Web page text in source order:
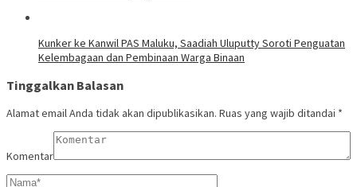
Kunker ke Kanwil PAS Maluku, Saadiah Uluputty Soroti Penguatan
Kelembagaan dan Pembinaan Warga Binaan
Tinggalkan Balasan
Alamat email Anda tidak akan dipublikasikan. Ruas yang wajib ditandai *
Komentar